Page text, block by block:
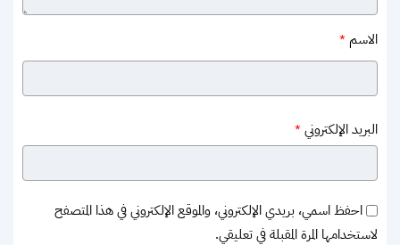
الاسم *
البريد الإلكتروني *
احفظ اسمي، بريدي الإلكتروني، والموقع الإلكتروني في هذا المتصفح
لاستخدامها المرة المقبلة في تعليقي.